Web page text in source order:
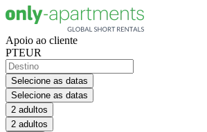
Apoio ao cliente
PTEUR
Selecione as datas
Selecione as datas
2 adultos
2 adultos